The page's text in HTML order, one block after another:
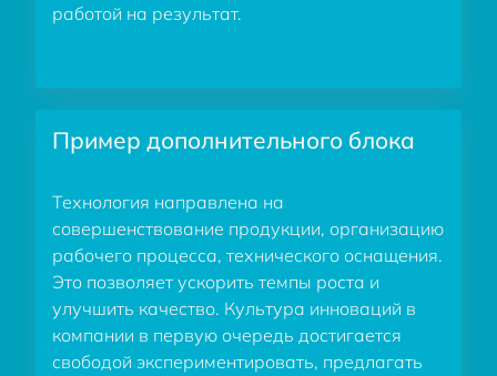
работой на результат.
Пример дополнительного блока
Технология направлена на
совершенствование продукции, организацию
рабочего процесса, технического оснащения.
Это позволяет ускорить темпы роста и
улучшить качество. Культура инноваций в
компании в первую очередь достигается
свободой экспериментировать, предлагать